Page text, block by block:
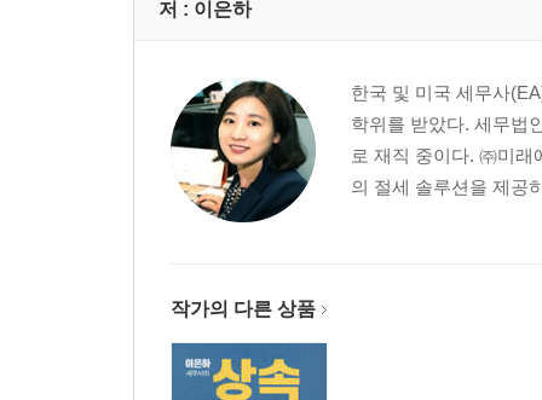
[현장목소리] 부부 공동명의 유리한 세금 알아보기
3장 2주택이라도 비과세 받는 법
01 이사로 인한 일시적 2주택 질문
일시적 2주택 비과세 처분기한 점차 완화
취득원인에 따른 취득일의 기준은?
종전주택 처분기간 5년인 비과세 특례는?
저 : 이은하
한국 및 미국 세무사
학위를 받았다. 세무법
로 재직 중이다. ㈜미
의 절세 솔루션을 제공
작가의 다른 상품